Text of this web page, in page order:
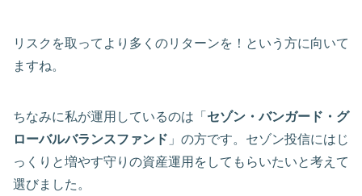
リスクを取ってより多くのリターンを！という方に向いて
ますね。
ちなみに私が運用しているのは「 セゾン・バンガード・グ
ローバルバランスファンド 」の方です。セゾン投信にはじ
っくりと増やす守りの資産運用をしてもらいたいと考えて
選びました。